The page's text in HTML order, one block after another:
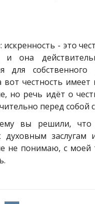
искренность - это
и она
для собственного
вот честность имеет
но речь идёт о
перед собой
вы решили, что
духовным заслугам
не понимаю, с моей